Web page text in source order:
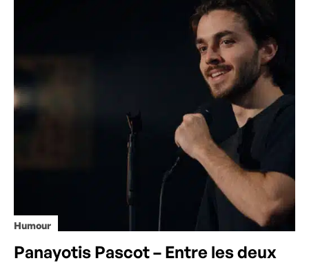
Humour
Panayotis Pascot – Entre les deux